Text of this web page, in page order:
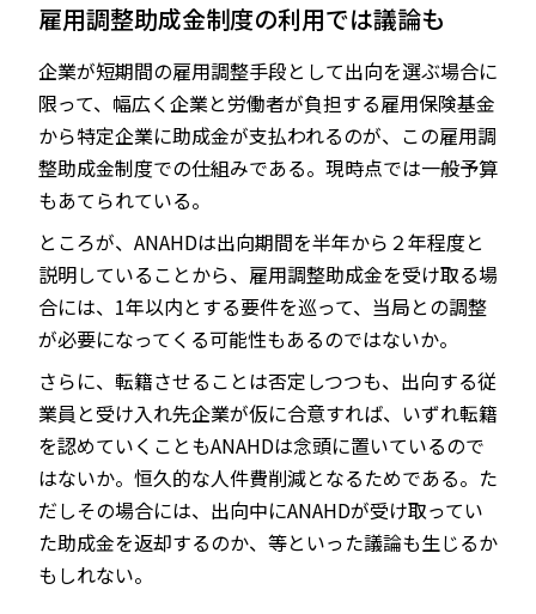
雇用調整助成金制度の利用では議論も
企業が短期間の雇用調整手段として出向を選ぶ場合に
限って、幅広く企業と労働者が負担する雇用保険基金
から特定企業に助成金が支払われるのが、この雇用調
整助成金制度での仕組みである。現時点では一般予算
もあてられている。
ところが、ANAHDは出向期間を半年から２年程度と
説明していることから、雇用調整助成金を受け取る場
合には、1年以内とする要件を巡って、当局との調整
が必要になってくる可能性もあるのではないか。
さらに、転籍させることは否定しつつも、出向する従
業員と受け入れ先企業が仮に合意すれば、いずれ転籍
を認めていくこともANAHDは念頭に置いているので
はないか。恒久的な人件費削減となるためである。た
だしその場合には、出向中にANAHDが受け取ってい
た助成金を返却するのか、等といった議論も生じるか
もしれない。